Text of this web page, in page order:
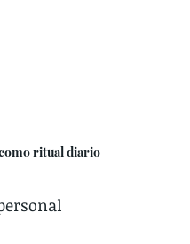
ritual diario